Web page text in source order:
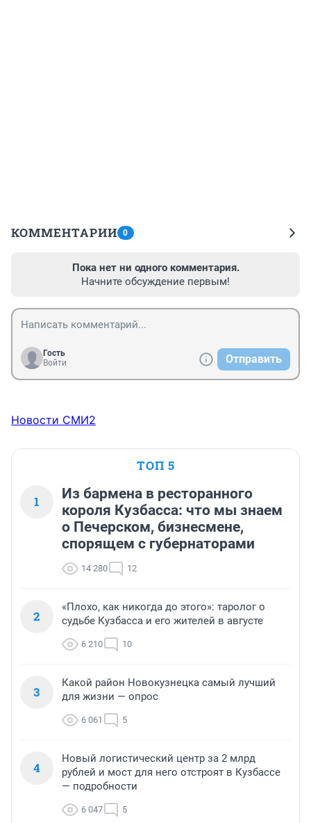
КОММЕНТАРИИ 0
Пока нет ни одного комментария.
Начните обсуждение первым!
Гость
Войти
Отправить
Новости СМИ2
ТОП 5
1
Из бармена в ресторанного
короля Кузбасса: что мы знаем
о Печерском, бизнесмене,
спорящем с губернаторами
14 280 12
2
«Плохо, как никогда до этого»: таролог о
судьбе Кузбасса и его жителей в августе
6 210 10
3
Какой район Новокузнецка самый лучший
для жизни — опрос
6 061 5
4
Новый логистический центр за 2 млрд
рублей и мост для него отстроят в Кузбассе
— подробности
6 047 5